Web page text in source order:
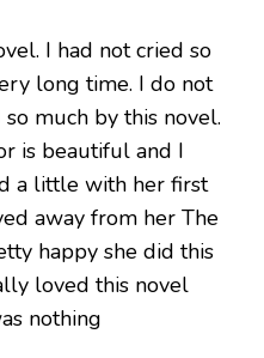
I had not cried so
long time. I do not
much by this novel.
is beautiful and I
a little with her first
away from her The
happy she did this
loved this novel
nothing